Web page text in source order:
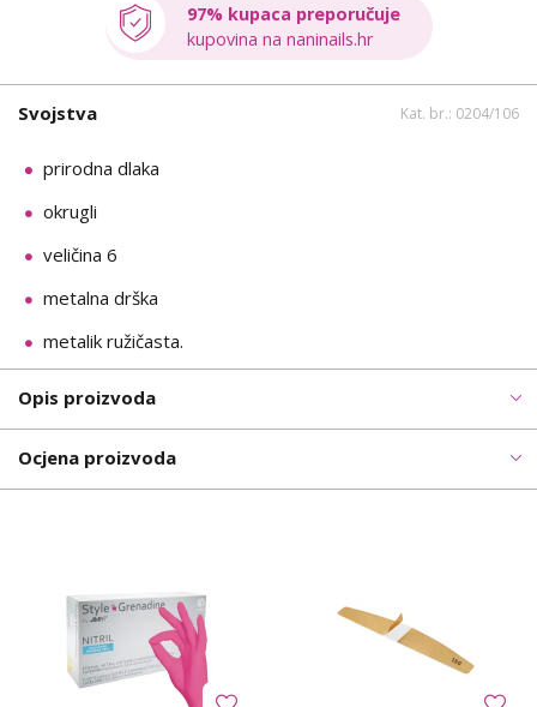
97% kupaca preporučuje
kupovina na naninails.hr
Svojstva Kat. br.: 0204/106
prirodna dlaka
okrugli
veličina 6
metalna drška
metalik ružičasta.
Opis proizvoda
Ocjena proizvoda